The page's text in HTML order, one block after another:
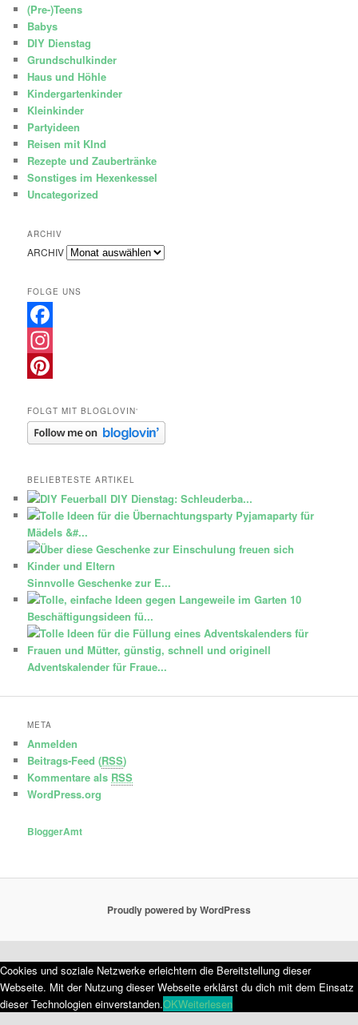
(Pre-)Teens
Babys
DIY Dienstag
Grundschulkinder
Haus und Höhle
Kindergartenkinder
Kleinkinder
Partyideen
Reisen mit KInd
Rezepte und Zaubertränke
Sonstiges im Hexenkessel
Uncategorized
ARCHIV
ARCHIV
FOLGE UNS
Facebook
Instagram
FOLGT MIT BLOGLOVIN‘
BELIEBTESTE ARTIKEL
DIY Dienstag: Schleuderba...
Pyjamaparty für
Mädels &#...
Sinnvolle Geschenke zur E...
10
Beschäftigungsideen fü...
Adventskalender für Fraue...
META
Anmelden
Beitrags-Feed (RSS)
Kommentare als RSS
WordPress.org
BloggerAmt
Proudly powered by WordPress
Cookies und soziale Netzwerke erleichtern die Bereitstellung dieser
Webseite. Mit der Nutzung dieser Webseite erklärst du dich mit dem Einsatz
dieser Technologien einverstanden.OKWeiterlesen